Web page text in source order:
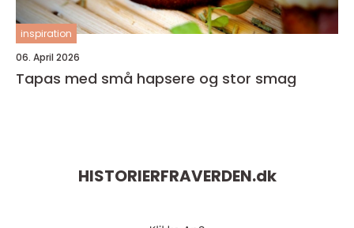
inspiration
06. April 2026
Tapas med små hapsere og stor smag
HISTORIERFRAVERDEN.dk